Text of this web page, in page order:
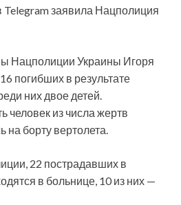
заявила Нацполиция
Нацполиции Украины Игоря
погибших в результате
них двое детей.
человек из числа жертв
на борту вертолета.
22 пострадавших в
в больнице, 10 из них —